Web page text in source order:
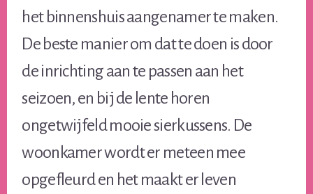
het binnenshuis aangenamer te maken.
De beste manier om dat te doen is door
de inrichting aan te passen aan het
seizoen, en bij de lente horen
ongetwijfeld mooie sierkussens. De
woonkamer wordt er meteen mee
opgefleurd en het maakt er leven